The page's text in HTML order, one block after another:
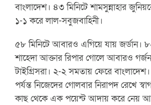
বাংলাদেশ। ৪৩ মিনিটে শামসুন্নাহার
১-১ করে লাল-সবুজবাহিনী।
৫৮ মিনিটে আবারও এগিয়ে যায় জর্ডান।
শাহেদা আক্তার রিপার গোলে আবারও
টাইগ্রিসরা। ২-২ সমতায় ফেরে
পর্যন্ত নিজেদের গোলবার নিরাপদ রেখে
কাছ থেকে এক পয়েন্ট আদায় করে নেয়